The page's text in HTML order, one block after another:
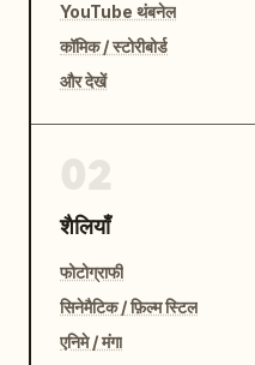
YouTube थंबनेल
कॉमिक / स्टोरीबोर्ड
और देखें
शैलियाँ
फोटोग्राफी
सिनेमैटिक / फ़िल्म स्टिल
एनिमे / मंगा